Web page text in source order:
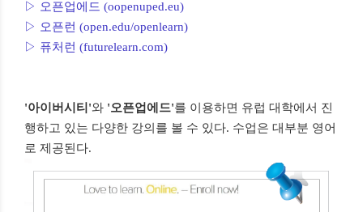
▷ 오픈업에드 (oopenuped.eu)
▷ 오픈런 (open.edu/openlearn)
▷ 퓨처런 (futurelearn.com)
'아이버시티'와 '오픈업에드'를 이용하면 유럽 대학에서 진
행하고 있는 다양한 강의를 볼 수 있다. 수업은 대부분 영어
로 제공된다.